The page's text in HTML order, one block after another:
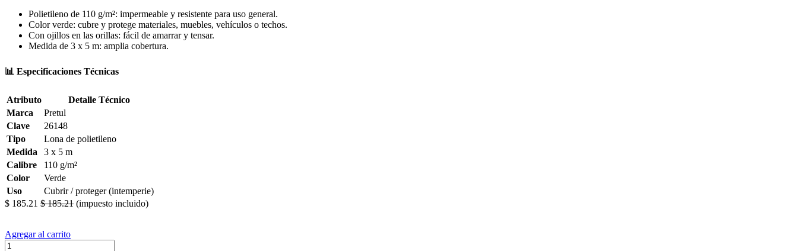
Polietileno de 110 g/m²: impermeable y resistente para uso general.
Color verde: cubre y protege materiales, muebles, vehículos o techos.
Con ojillos en las orillas: fácil de amarrar y tensar.
Medida de 3 x 5 m: amplia cobertura.
📊 Especificaciones Técnicas
Atributo
Detalle Técnico
Marca
Pretul
Clave
26148
Tipo
Lona de polietileno
Medida
3 x 5 m
Calibre
110 g/m²
Color
Verde
Uso
Cubrir / proteger (intemperie)
$ 185.21 $185.21 (impuesto incluido)
Agregar al carrito